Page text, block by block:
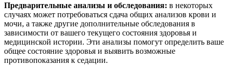
Предварительные анализы и обследования: в некоторых
случаях может потребоваться сдача общих анализов крови и
мочи, а также другие дополнительные обследования в
зависимости от вашего текущего состояния здоровья и
медицинской истории. Эти анализы помогут определить ваше
общее состояние здоровья и выявить возможные
противопоказания к седации.